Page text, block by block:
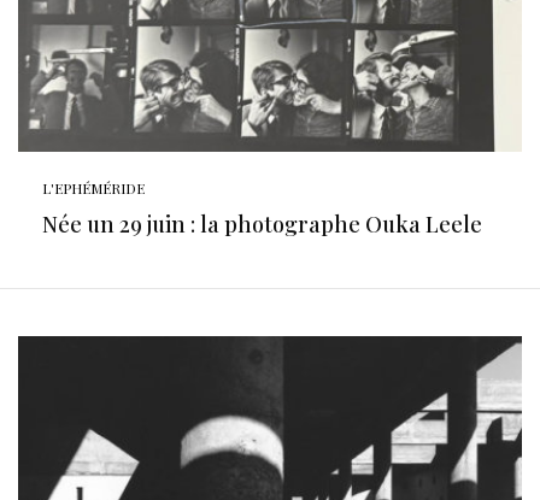
L'EPHÉMÉRIDE
Née un 29 juin : la photographe Ouka Leele